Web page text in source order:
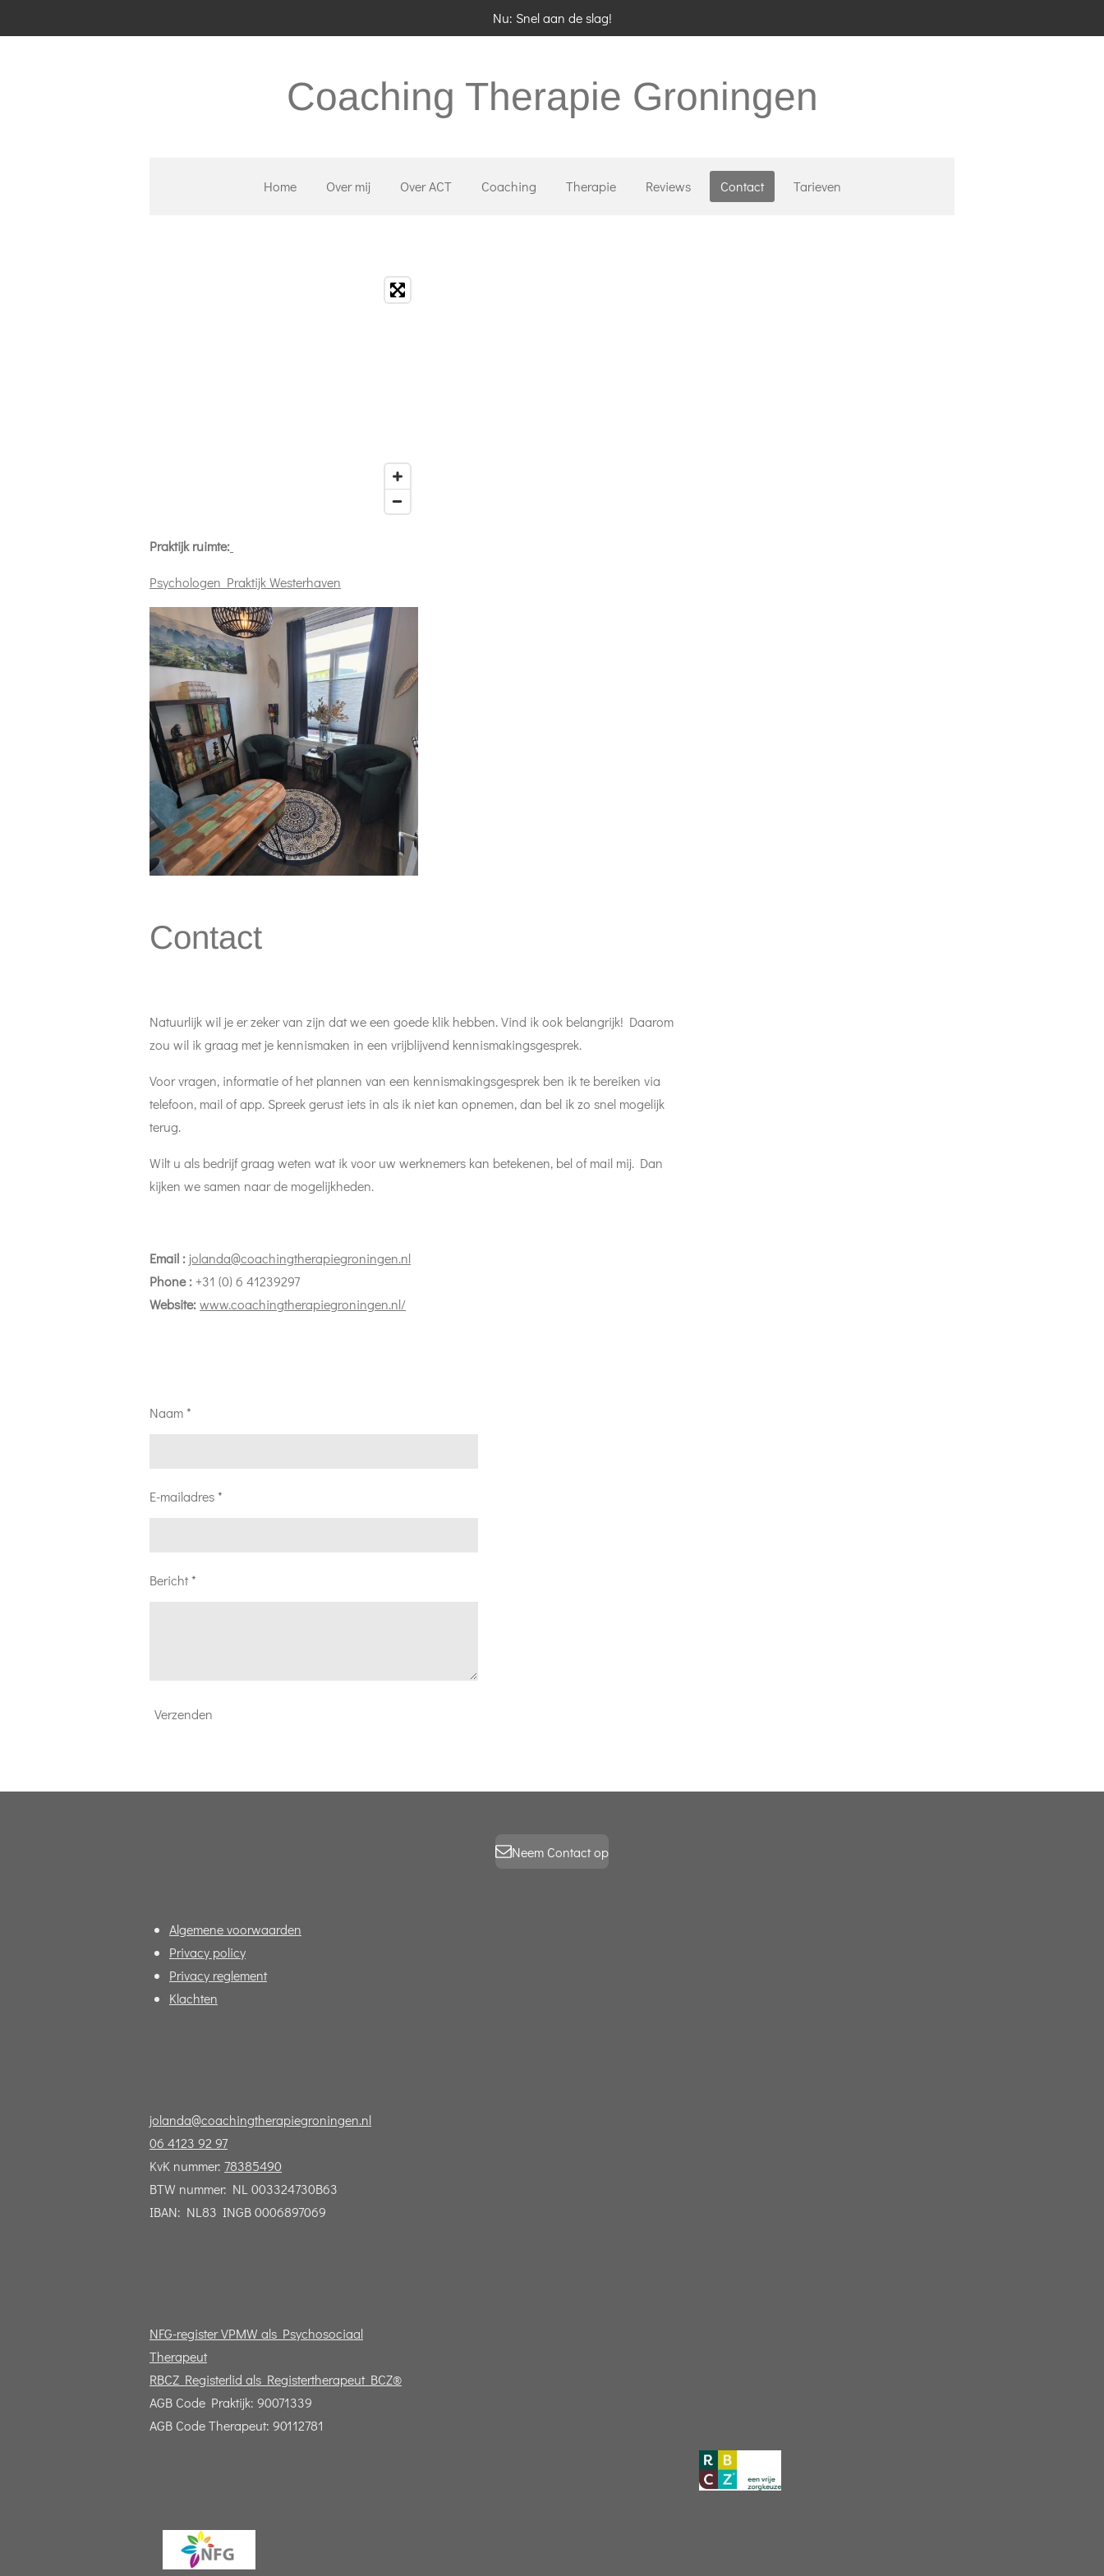
Nu: Snel aan de slag!
Coaching Therapie Groningen
Home Over mij Over ACT Coaching Therapie Reviews Contact Tarieven
Praktijk ruimte:
Psychologen Praktijk Westerhaven
Contact
Natuurlijk wil je er zeker van zijn dat we een goede klik hebben. Vind ik ook belangrijk! Daarom
zou wil ik graag met je kennismaken in een vrijblijvend kennismakingsgesprek.
Voor vragen, informatie of het plannen van een kennismakingsgesprek ben ik te bereiken via
telefoon, mail of app. Spreek gerust iets in als ik niet kan opnemen, dan bel ik zo snel mogelijk
terug.
Wilt u als bedrijf graag weten wat ik voor uw werknemers kan betekenen, bel of mail mij. Dan
kijken we samen naar de mogelijkheden.
Email : jolanda@coachingtherapiegroningen.nl
Phone :+31 (0) 6 41239297
Website:www.coachingtherapiegroningen.nl/
Naam *
E-mailadres *
Bericht *
Verzenden
Neem Contact op
Algemene voorwaarden
Privacy policy
Privacy reglement
Klachten
jolanda@coachingtherapiegroningen.nl
06 4123 92 97
KvK nummer: 78385490
BTW nummer: NL 003324730B63
IBAN: NL83 INGB 0006897069
NFG-register VPMW als Psychosociaal
Therapeut
RBCZ Registerlid als Registertherapeut BCZ®
AGB Code Praktijk: 90071339
AGB Code Therapeut: 90112781